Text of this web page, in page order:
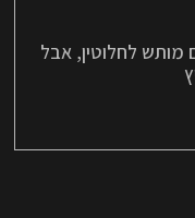
מותש לחלוטין, אבל